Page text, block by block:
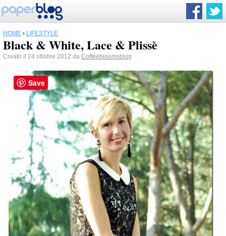
HOME › LIFESTYLE
Black & White, Lace & Plissè
Creato il 24 ottobre 2012 da Coffeebloomsblog
Save